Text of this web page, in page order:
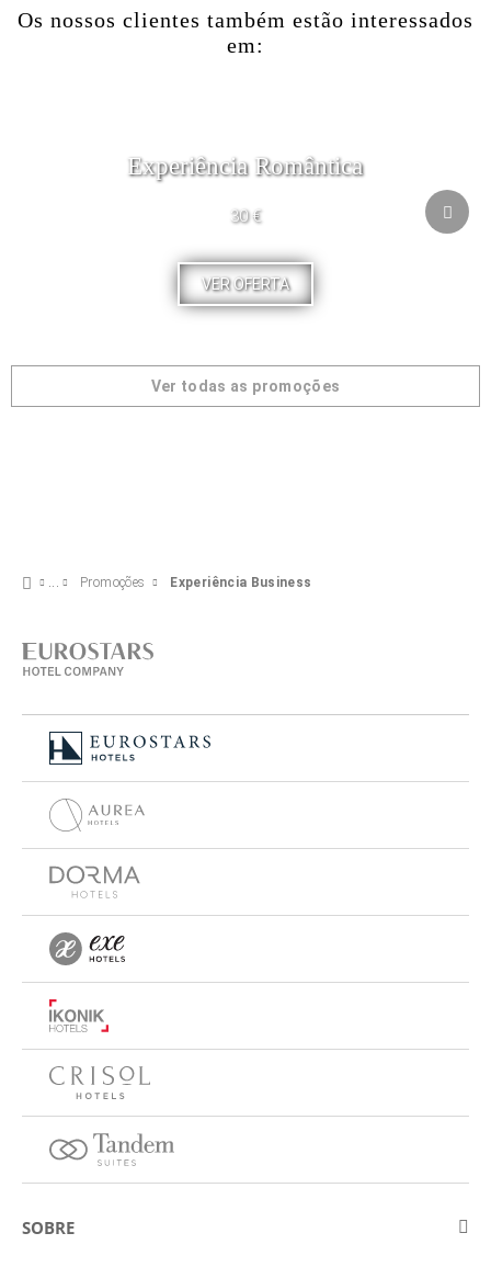
Os nossos clientes também estão interessados
em:
Experiência Romântica
30 €
VER OFERTA
Ver todas as promoções
Promoções Experiência Business
SOBRE